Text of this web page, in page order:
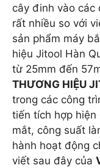
cây đinh vào các
rất nhiều so với
sản phẩm máy
hiệu Jitool Hàn
từ 25mm đến
THƯƠNG HIỆU
trong các công
tiến tích hợp
mắt, công suất
hành hoạt động
viết sau đây của